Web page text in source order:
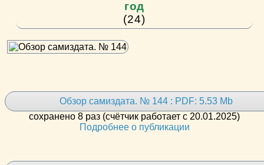
год
(24)
Обзор самиздата. № 144 : PDF: 5.53 Mb
сохранено 8 раз (счётчик работает с 20.01.2025)
Подробнее о публикации